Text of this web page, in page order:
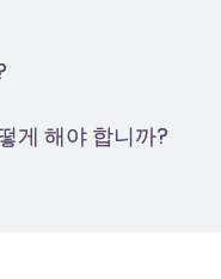
게 해야 합니까?